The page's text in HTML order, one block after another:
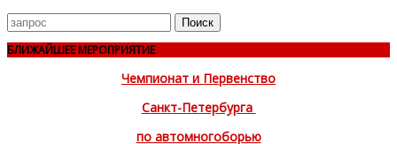
Поиск
для
БЛИЖАЙШЕЕ МЕРОПРИЯТИЕ
Чемпионат и Первенство
Санкт-Петербурга
по автомногоборью